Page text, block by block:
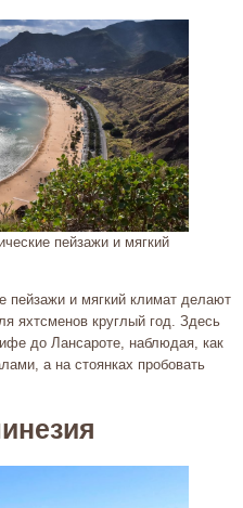
пейзажи и мягкий
пейзажи и мягкий климат делают
яхтсменов круглый год. Здесь
до Лансароте, наблюдая, как
а на стоянках пробовать